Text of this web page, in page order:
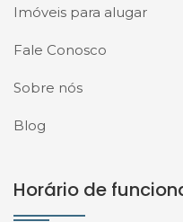
Imóveis para alugar
Fale Conosco
Sobre nós
Blog
Horário de